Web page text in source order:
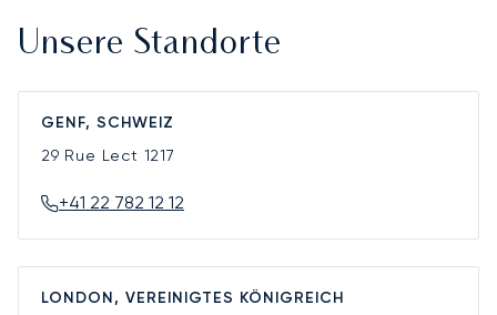
Unsere Standorte
GENF, SCHWEIZ
29 Rue Lect 1217
+41 22 782 12 12
LONDON, VEREINIGTES KÖNIGREICH